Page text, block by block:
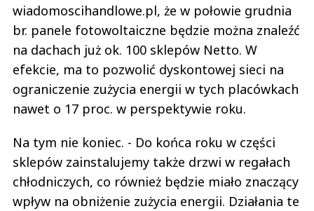
wiadomoscihandlowe.pl, że w połowie grudnia
br. panele fotowoltaiczne będzie można znaleźć
na dachach już ok. 100 sklepów Netto. W
efekcie, ma to pozwolić dyskontowej sieci na
ograniczenie zużycia energii w tych placówkach
nawet o 17 proc. w perspektywie roku.
Na tym nie koniec. - Do końca roku w części
sklepów zainstalujemy także drzwi w regałach
chłodniczych, co również będzie miało znaczący
wpływ na obniżenie zużycia energii. Działania te